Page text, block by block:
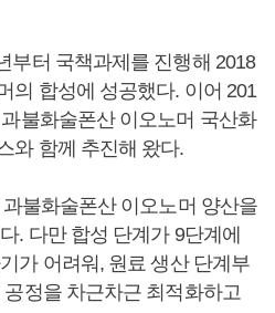
부터 국책과제를 진행해 2018
의 합성에 성공했다. 이어 201
불화술폰산 이오노머 국산화
와 함께 추진해 왔다.
불화술폰산 이오노머 양산을
. 다만 합성 단계가 9단계에
가 어려워, 원료 생산 단계부
정을 차근차근 최적화하고